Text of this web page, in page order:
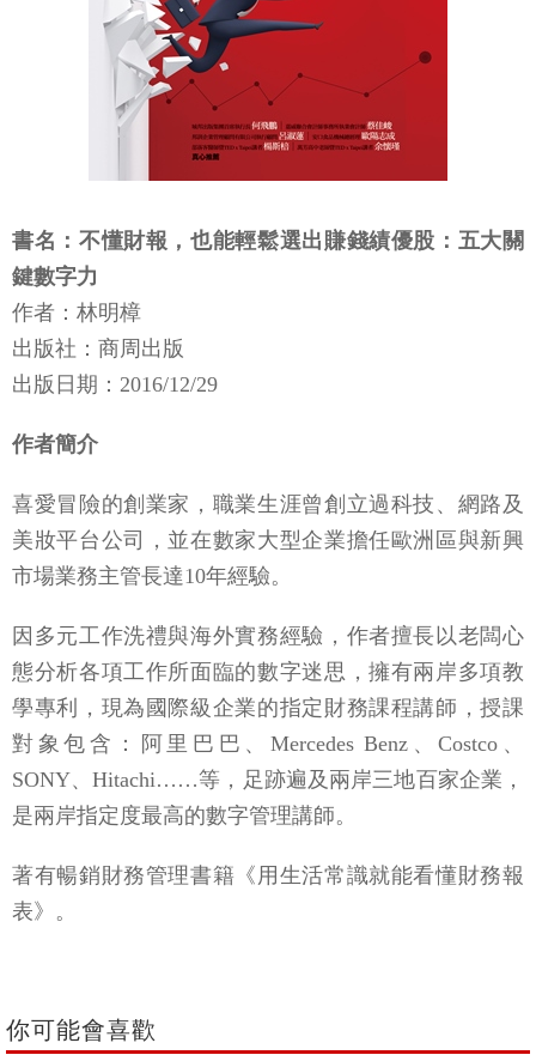
書名：不懂財報，也能輕鬆選出賺錢績優股：五大關
鍵數字力
作者：林明樟
出版社：商周出版
出版日期：2016/12/29
作者簡介
喜愛冒險的創業家，職業生涯曾創立過科技、網路及
美妝平台公司，並在數家大型企業擔任歐洲區與新興
市場業務主管長達10年經驗。
因多元工作洗禮與海外實務經驗，作者擅長以老闆心
態分析各項工作所面臨的數字迷思，擁有兩岸多項教
學專利，現為國際級企業的指定財務課程講師，授課
對象包含：阿里巴巴、Mercedes Benz、Costco、
SONY、Hitachi……等，足跡遍及兩岸三地百家企業，
是兩岸指定度最高的數字管理講師。
著有暢銷財務管理書籍《用生活常識就能看懂財務報
表》。
你可能會喜歡